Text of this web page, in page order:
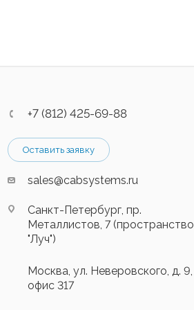
+7 (812) 425-69-88
Оставить заявку
sales@cabsystems.ru
Санкт-Петербург, пр.
Металлистов, 7 (пространство
"Луч")
Москва, ул. Неверовского, д. 9,
офис 317